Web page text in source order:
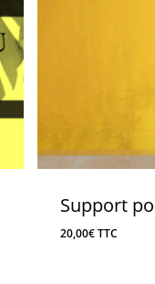
Support
20,00€ TTC